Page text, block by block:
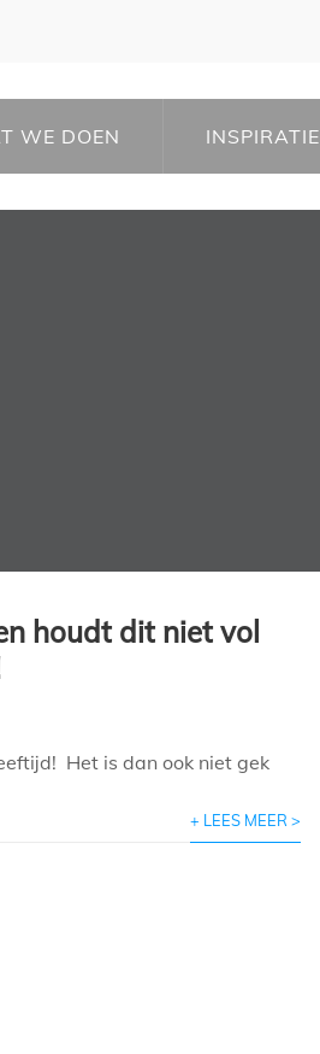
WE DOEN INSPIRATIE
houdt dit niet vol
Het is dan ook niet gek
+ LEES MEER >